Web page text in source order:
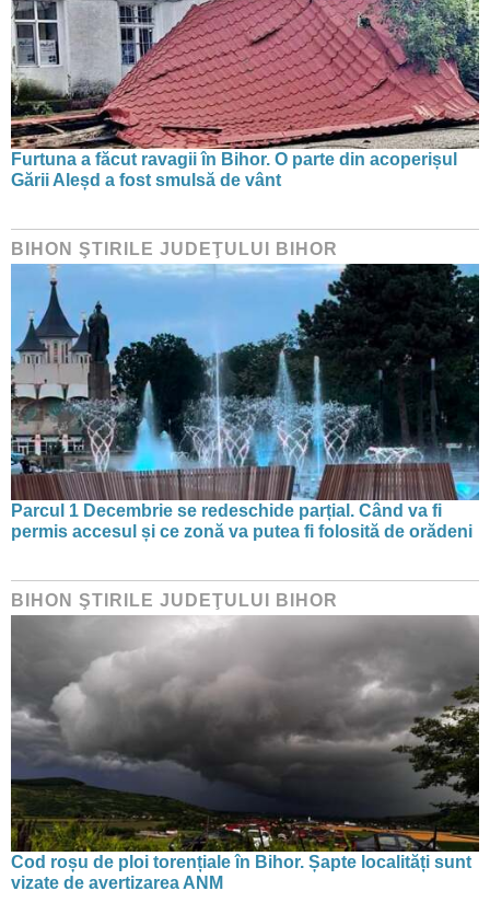
Furtuna a făcut ravagii în Bihor. O parte din acoperișul
Gării Aleșd a fost smulsă de vânt
BIHON ŞTIRILE JUDEŢULUI BIHOR
Parcul 1 Decembrie se redeschide parțial. Când va fi
permis accesul și ce zonă va putea fi folosită de orădeni
BIHON ŞTIRILE JUDEŢULUI BIHOR
Cod roșu de ploi torențiale în Bihor. Șapte localități sunt
vizate de avertizarea ANM